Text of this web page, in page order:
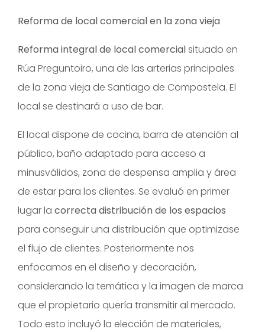
Reforma de local comercial en la zona vieja
Reforma integral de local comercialsituado en
Rúa Preguntoiro, una de las arterias principales
de la zona vieja de Santiago de Compostela. El
local se destinará a uso de bar.
El local dispone de cocina, barra de atención al
público, baño adaptado para acceso a
minusválidos, zona de despensa amplia y área
de estar para los clientes. Se evaluó en primer
lugar la correcta distribución de los espacios
para conseguir una distribución que optimizase
el flujo de clientes. Posteriormente nos
enfocamos en el diseño y decoración,
considerando la temática y la imagen de marca
que el propietario quería transmitir al mercado.
Todo esto incluyó la elección de materiales,